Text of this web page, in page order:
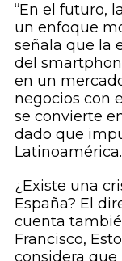
“En el futuro,
un enfoque
señala que la
del
en un
negocios con
se convierte
dado que
Latinoamérica.
¿Existe una
España? El
cuenta
Francisco,
considera que